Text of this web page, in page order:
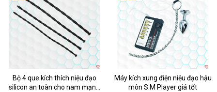
Bộ 4 que kích thích niệu đạo
silicon an toàn cho nam mạnh
Máy kích xung điện niệu đạo hậu
môn S.M Player giá tốt